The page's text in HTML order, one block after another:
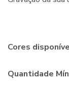
Cores
Quantidade